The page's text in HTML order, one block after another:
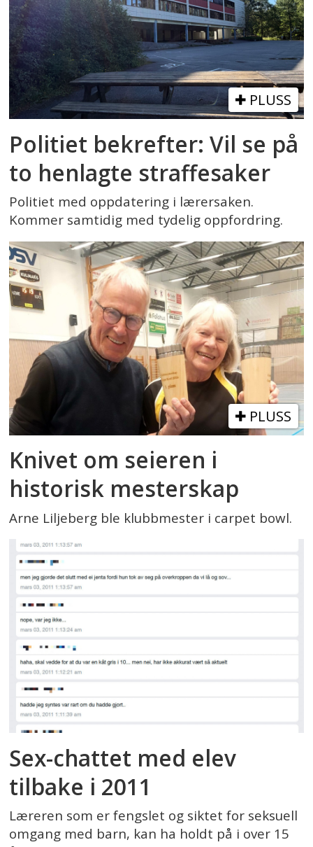
PLUSS
Politiet bekrefter: Vil se på
to henlagte straffesaker
Politiet med oppdatering i lærersaken.
Kommer samtidig med tydelig oppfordring.
PLUSS
Knivet om seieren i
historisk mesterskap
Arne Liljeberg ble klubbmester i carpet bowl.
Sex-chattet med elev
tilbake i 2011
Læreren som er fengslet og siktet for seksuell
omgang med barn, kan ha holdt på i over 15